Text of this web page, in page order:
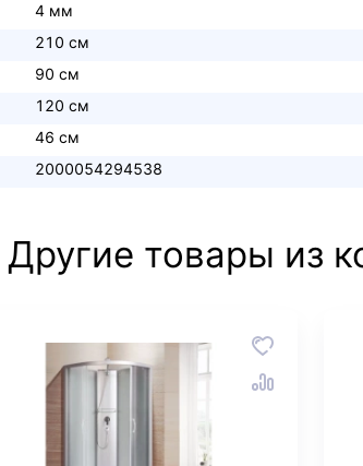
4 мм
210 см
90 см
120 см
46 см
2000054294538
Другие товары из